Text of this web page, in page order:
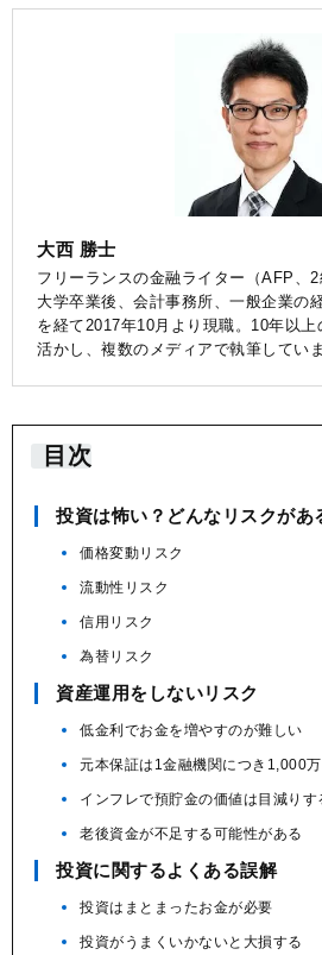
大西 勝士
フリーランスの金融ライター（AFP、
大学卒業後、会計事務所、一般企業の
を経て2017年10月より現職。10年以
活かし、複数のメディアで執筆していま
目次
投資は怖い？どんなリスクがあ
価格変動リスク
流動性リスク
信用リスク
為替リスク
資産運用をしないリスク
低金利でお金を増やすのが難しい
元本保証は1金融機関につき1,000
インフレで預貯金の価値は目減りす
老後資金が不足する可能性がある
投資に関するよくある誤解
投資はまとまったお金が必要
投資がうまくいかないと大損する